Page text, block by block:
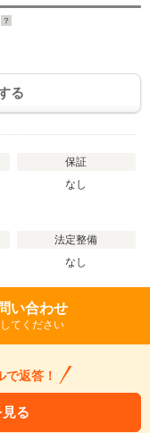
る
保証
なし
法定整備
なし
い合わせ
てください
で返答！
る